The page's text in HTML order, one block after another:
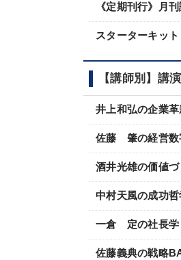
《定期刊行》月
スターターキット
【講師別】講
井上和弘の企業革
佐藤 肇の経営数
酒井光雄の価値づ
中村天風の成功哲
一倉 定の社長学
佐藤義典の戦略